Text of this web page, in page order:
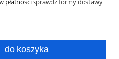
płatnościsprawdź formy dostawy
do koszyka